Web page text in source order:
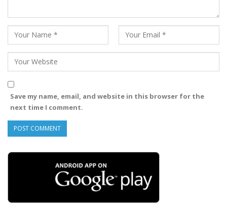
Save my name, email, and website in this browser for the
next time I comment.